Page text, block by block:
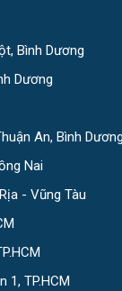
Bình Dương
Dương
An, Bình
Nai
- Vũng Tàu
1, TP.HCM